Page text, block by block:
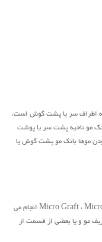
اطراف سر یا پشت گوش است.
مو ناحیه پشت سر یا پوشت
موها بانک مو پشت گوش یا
کاشت ابرو به چندین روش مختلف Micro Graft ، Micro Fut ،Micro Fit انجام می
مو و یا بعضی از قسمت از